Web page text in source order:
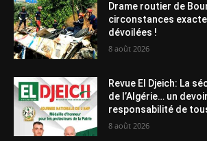
Drame routier de
circonstances
dévoilées !
8 août 2026
Revue El Djeich: La
de l’Algérie… un
responsabilité de
8 août 2026